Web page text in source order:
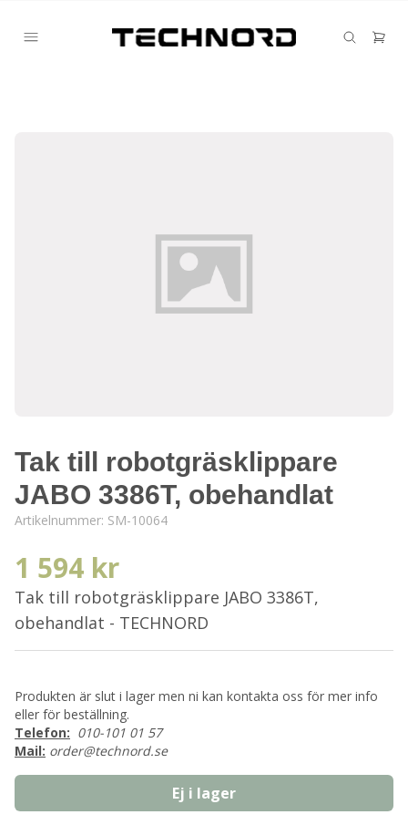
Tak till robotgräsklippare
JABO 3386T, obehandlat
Artikelnummer: SM-10064
1 594 kr
Tak till robotgräsklippare JABO 3386T,
obehandlat - TECHNORD
Produkten är slut i lager men ni kan kontakta oss för mer info
eller för beställning.
Telefon: 010-101 01 57
Mail: order@technord.se
Ej i lager